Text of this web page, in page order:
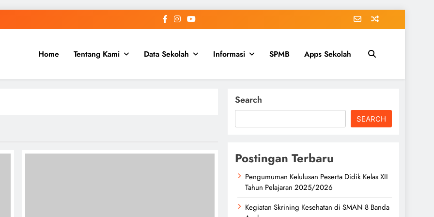
Home Tentang Kami Data Sekolah Informasi SPMB Apps Sekolah
Search
SEARCH
Postingan Terbaru
Pengumuman Kelulusan Peserta Didik Kelas XII
Tahun Pelajaran 2025/2026
Kegiatan Skrining Kesehatan di SMAN 8 Banda